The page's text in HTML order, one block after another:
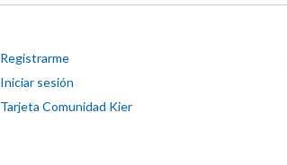
Registrarme
Iniciar sesión
Tarjeta Comunidad Kier